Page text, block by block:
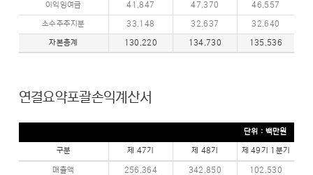
이익잉여금 41,847 47,370 46,557
소수주주지분 33,148 32,637 32,640
자본총계 130,220 134,730 135,536
연결요약포괄손익계산서
단위 : 백만원
구분 제 47기 제 48기 제 49기 1분기
매출액 256,364 342,850 102,530